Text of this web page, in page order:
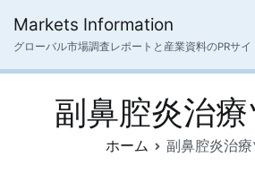
ス
Markets Information
グローバル市場調査レポートと産業資料のPRサイ
副鼻腔炎治
ホーム 副鼻腔炎治